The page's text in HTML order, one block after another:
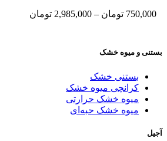
750,000 تومان –
2,985,000 تومان
بستنی و میوه خشک
بستنی خشک
کرانچی میوه خشک
میوه خشک حرارتی
میوه خشک حبه‌ای
آجیل